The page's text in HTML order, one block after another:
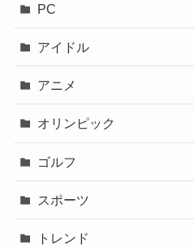
PC
アイドル
アニメ
オリンピック
ゴルフ
スポーツ
トレンド